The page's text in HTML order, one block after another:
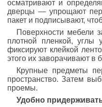
осматривают и
дверцы — упрощают
пакет и подписывают,
Поверхности мебели
плотной пленкой, углы
фиксируют клейкой
этого их заворачивают в
Крупные предметы
пространство. Затем
проемы.
Удобно